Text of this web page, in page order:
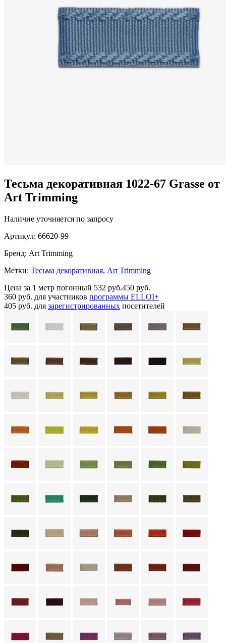
Тесьма декоративная 1022-67 Grasse от
Art Trimming
Наличие уточняется по запросу
Артикул: 66620-99
Бренд: Art Trimming
Метки: Тесьма декоративная, Art Trimming
Цена за 1 метр погонный 532 руб.450 руб.
360 руб. для участников программы ELLOI+
405 руб. для зарегистрированных посетителей